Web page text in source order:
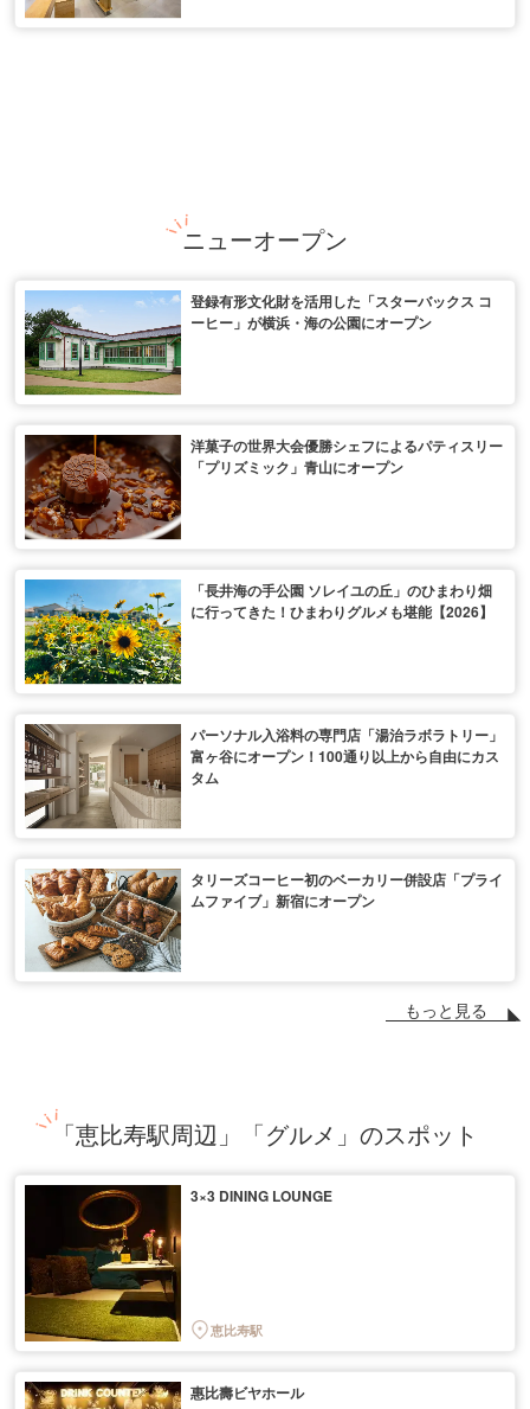
ニューオープン
登録有形文化財を活用した「スターバックス コ
ーヒー」が横浜・海の公園にオープン
洋菓子の世界大会優勝シェフによるパティスリー
「プリズミック」青山にオープン
「長井海の手公園 ソレイユの丘」のひまわり畑
に行ってきた！ひまわりグルメも堪能【2026】
パーソナル入浴料の専門店「湯治ラボラトリー」
富ヶ谷にオープン！100通り以上から自由にカス
タム
タリーズコーヒー初のベーカリー併設店「プライ
ムファイブ」新宿にオープン
もっと見る
「恵比寿駅周辺」「グルメ」のスポット
3×3 DINING LOUNGE
恵比寿駅
惠比壽ビヤホール